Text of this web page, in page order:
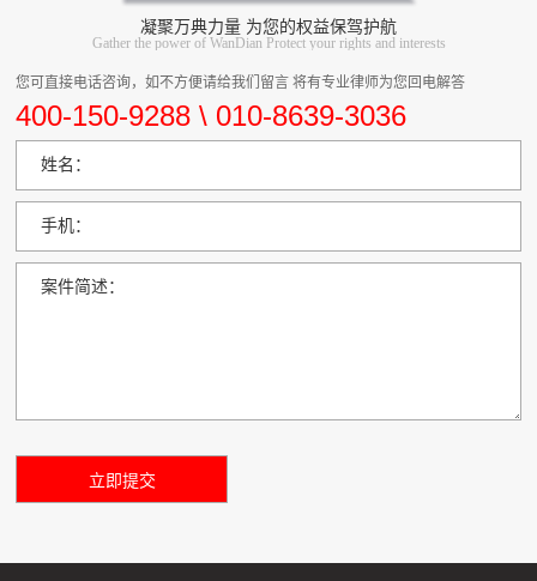
凝聚万典力量 为您的权益保驾护航
Gather the power of WanDian Protect your rights and interests
您可直接电话咨询，如不方便请给我们留言 将有专业律师为您回电解答
400-150-9288 \ 010-8639-3036
姓名：
手机：
案件简述：